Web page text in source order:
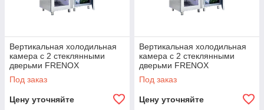
Вертикальная холодильная
камера с 2 стеклянными
дверьми FRENOX
Под заказ
Цену уточняйте
Вертикальная холодильная
камера с 2 стеклянными
дверьми FRENOX
Под заказ
Цену уточняйте